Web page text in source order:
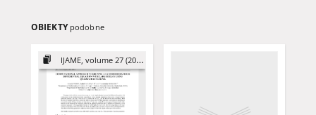
OBIEKTY podobne
IJAME, volume 27 (2022)